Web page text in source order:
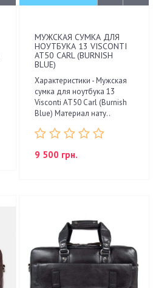
МУЖСКАЯ СУМКА ДЛЯ
НОУТБУКА 13 VISCONTI
AT50 CARL (BURNISH
BLUE)
Характеристики - Мужская
сумка для ноутбука 13
Visconti AT50 Carl (Burnish
Blue) Материал нату..
9 500 грн.